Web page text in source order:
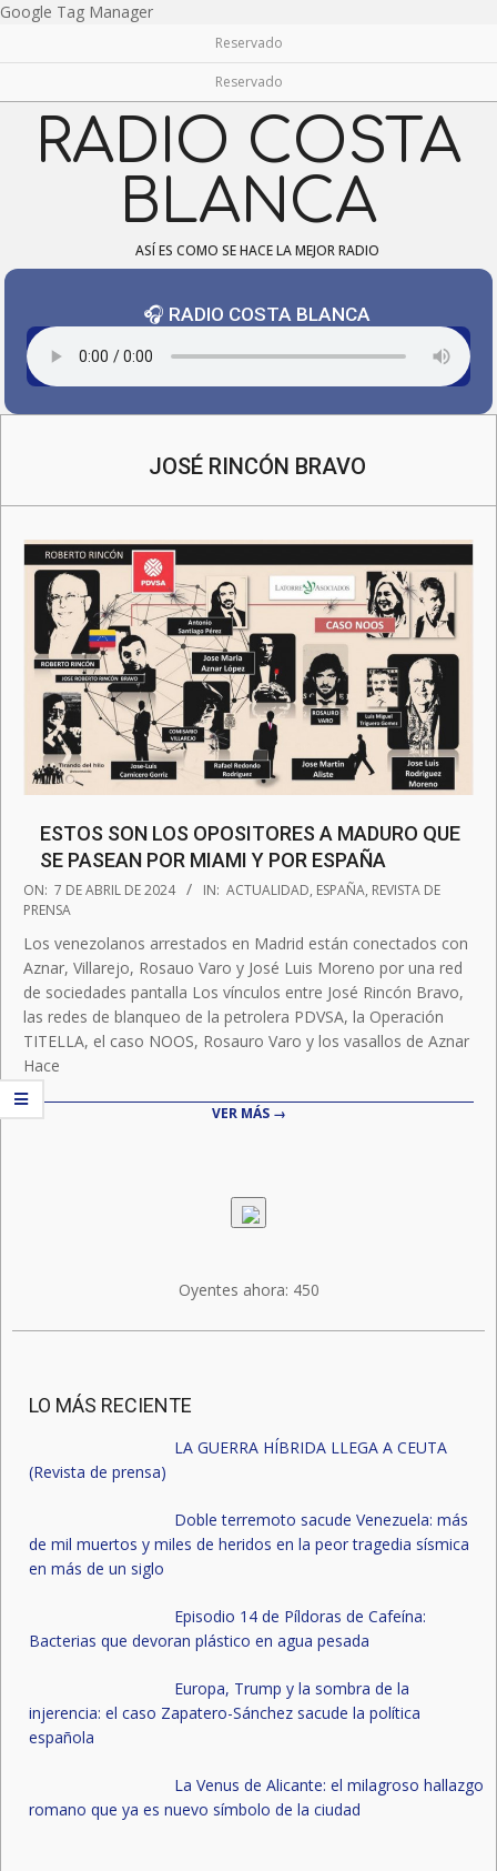
Google Tag ManagerSkip
content
Reservado
Reservado
RADIO COSTA
BLANCA
ASÍ ES COMO SE HACE LA MEJOR RADIO
🎧 RADIO COSTA BLANCA
JOSÉ RINCÓN BRAVO
ESTOS SON LOS OPOSITORES A MADURO QUE
SE PASEAN POR MIAMI Y POR ESPAÑA
2024-
04-
07
ON: 7 DE ABRIL DE 2024 IN: ACTUALIDAD, ESPAÑA, REVISTA DE
PRENSA
Los venezolanos arrestados en Madrid están conectados con
Aznar, Villarejo, Rosauo Varo y José Luis Moreno por una red
de sociedades pantalla Los vínculos entre José Rincón Bravo,
las redes de blanqueo de la petrolera PDVSA, la Operación
TITELLA, el caso NOOS, Rosauro Varo y los vasallos de Aznar
Hace
VER MÁS →
Oyentes ahora: 450
LO MÁS RECIENTE
LA GUERRA HÍBRIDA LLEGA A CEUTA
(Revista de prensa)
Doble terremoto sacude Venezuela: más
de mil muertos y miles de heridos en la peor tragedia sísmica
en más de un siglo
Episodio 14 de Píldoras de Cafeína:
Bacterias que devoran plástico en agua pesada
Europa, Trump y la sombra de la
injerencia: el caso Zapatero-Sánchez sacude la política
española
La Venus de Alicante: el milagroso hallazgo
romano que ya es nuevo símbolo de la ciudad